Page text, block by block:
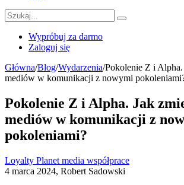
Wypróbuj za darmo
Zaloguj się
Główna/Blog/Wydarzenia/Pokolenie Z i
mediów w komunikacji z nowymi
Pokolenie Z i Alpha. Jak
mediów w komunikacji z
pokoleniami?
Loyalty Planet media współprace
4 marca 2024, Robert Sadowski